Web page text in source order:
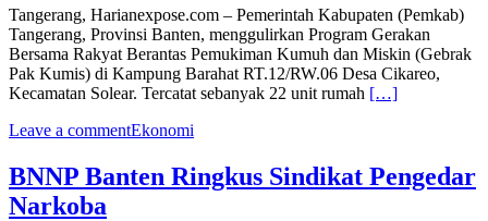
Tangerang, Harianexpose.com – Pemerintah Kabupaten (Pemkab)
Tangerang, Provinsi Banten, menggulirkan Program Gerakan
Bersama Rakyat Berantas Pemukiman Kumuh dan Miskin (Gebrak
Pak Kumis) di Kampung Barahat RT.12/RW.06 Desa Cikareo,
Kecamatan Solear. Tercatat sebanyak 22 unit rumah […]
Leave a commentEkonomi
BNNP Banten Ringkus Sindikat Pengedar
Narkoba